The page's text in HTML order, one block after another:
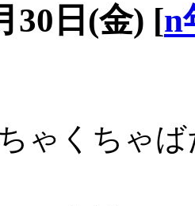
30日(金) [n
ゃくちゃ